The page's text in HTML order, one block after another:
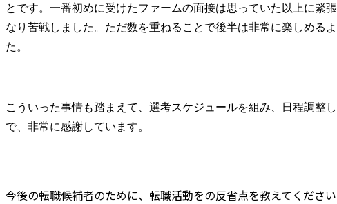
とです。一番初めに受けたファームの面接は思っていた以上に緊
なり苦戦しました。ただ数を重ねることで後半は非常に楽しめる
た。
こういった事情も踏まえて、選考スケジュールを組み、日程調整
で、非常に感謝しています。
今後の転職候補者のために、転職活動をの反省点を教えてください